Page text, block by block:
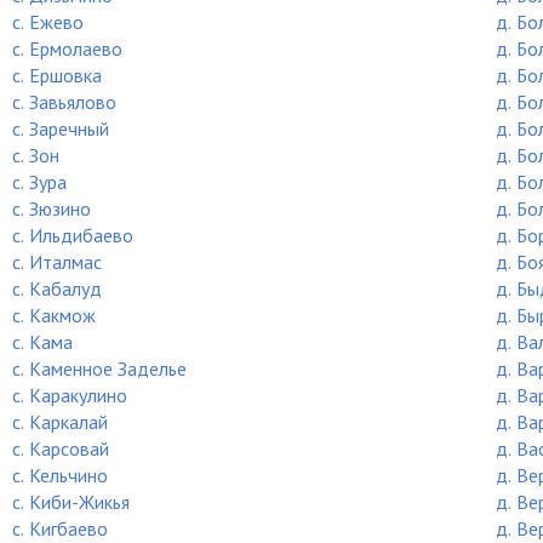
c. Ежево
c. Ермолаево
c. Ершовка
c. Завьялово
c. Заречный
c. Зон
c. Зура
c. Зюзино
c. Ильдибаево
c. Италмас
c. Кабалуд
c. Какмож
c. Кама
c. Каменное Заделье
c. Каракулино
c. Каркалай
c. Карсовай
c. Кельчино
c. Киби-Жикья
c. Кигбаево
д.
д.
д.
д.
д.
д.
д.
д.
д.
д.
д.
д.
д.
д.
д.
д.
д.
д.
д.
д.